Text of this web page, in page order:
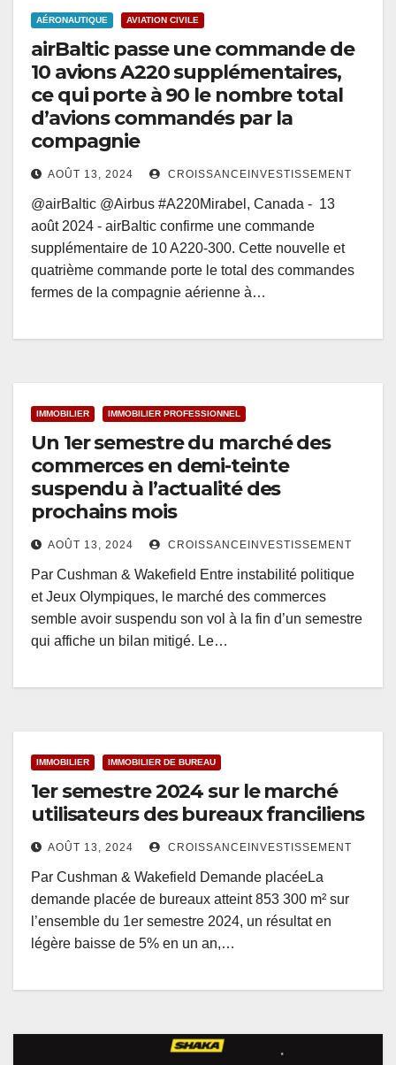
AÉRONAUTIQUE AVIATION CIVILE
airBaltic passe une commande de
10 avions A220 supplémentaires,
ce qui porte à 90 le nombre total
d’avions commandés par la
compagnie
AOÛT 13, 2024 CROISSANCEINVESTISSEMENT
@airBaltic @Airbus #A220Mirabel, Canada - 13
août 2024 - airBaltic confirme une commande
supplémentaire de 10 A220-300. Cette nouvelle et
quatrième commande porte le total des commandes
fermes de la compagnie aérienne à…
IMMOBILIER IMMOBILIER PROFESSIONNEL
Un 1er semestre du marché des
commerces en demi-teinte
suspendu à l’actualité des
prochains mois
AOÛT 13, 2024 CROISSANCEINVESTISSEMENT
Par Cushman & Wakefield Entre instabilité politique
et Jeux Olympiques, le marché des commerces
semble avoir suspendu son vol à la fin d’un semestre
qui affiche un bilan mitigé. Le…
IMMOBILIER IMMOBILIER DE BUREAU
1er semestre 2024 sur le marché
utilisateurs des bureaux franciliens
AOÛT 13, 2024 CROISSANCEINVESTISSEMENT
Par Cushman & Wakefield Demande placéeLa
demande placée de bureaux atteint 853 300 m² sur
l’ensemble du 1er semestre 2024, un résultat en
légère baisse de 5% en un an,…